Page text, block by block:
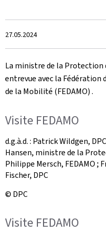
Crée
le
27.05.2024
La ministre de la Protection
entrevue avec la
de la Mobilité (FEDAMO) .
Visite FEDAMO
d.g.à.d. : Patrick Wildgen,
Hansen, ministre de la
Philippe Mersch, FEDAMO ;
Fischer, DPC
© DPC
Visite FEDAMO